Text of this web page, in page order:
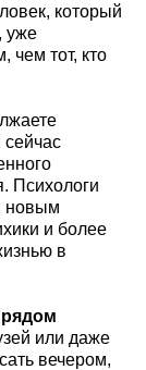
который
уже
чем тот, кто
Психологи
новым
и более
в
рядом
или даже
вечером,